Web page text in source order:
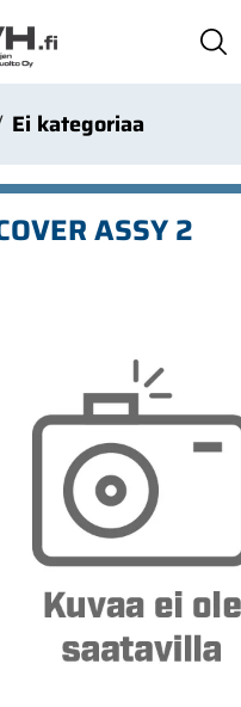
Ei kategoriaa
ASSY 2